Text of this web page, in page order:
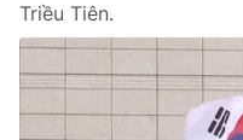
Hậu trường
Khán giả
Điện ảnh
Âm nhạc
Đời sống
Triều Tiên.